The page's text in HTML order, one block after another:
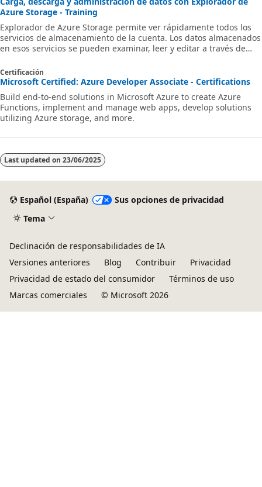
Azure Storage - Training
Explorador de Azure Storage permite ver rápidamente todos los
servicios de almacenamiento de la cuenta. Los datos almacenados
en esos servicios se pueden examinar, leer y editar a través de
Certificación
Microsoft Certified: Azure Developer Associate - Certifications
Build end-to-end solutions in Microsoft Azure to create Azure
Functions, implement and manage web apps, develop solutions
utilizing Azure storage, and more.
Last updated on 23/06/2025
Español (España)
Sus opciones de privacidad
Tema
Declinación de responsabilidades de IA
Versiones anteriores
Blog Contribuir
Privacidad
Privacidad de estado del consumidor
Términos de uso
Marcas comerciales
© Microsoft 2026